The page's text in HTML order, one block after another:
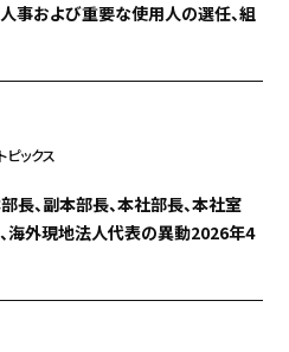
事および重要な使用人の選任、組
トピックス
、副本部長、本社部長、本社室
海外現地法人代表の異動2026年4